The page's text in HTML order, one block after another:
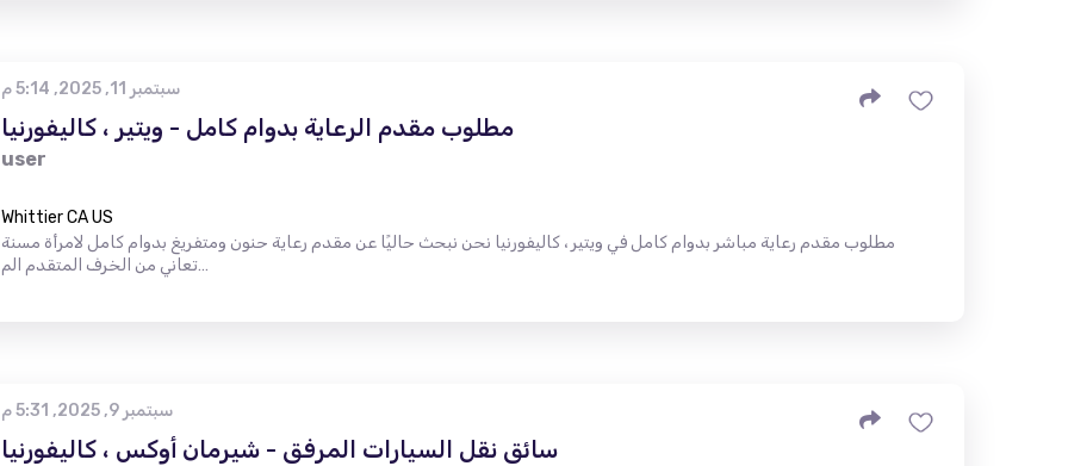
سبتمبر 11, 2025, 5:14 م
مطلوب مقدم الرعاية بدوام كامل - ويتير ، كاليفورنيا
user
Whittier CA US
مطلوب مقدم رعاية مباشر بدوام كامل في ويتير ، كاليفورنيا نحن نبحث حاليًا عن مقدم رعاية حنون ومتفريغ بدوام كامل لامرأة مسنة
تعاني من الخرف المتقدم الم…
سبتمبر 9, 2025, 5:31 م
سائق نقل السيارات المرفق - شيرمان أوكس ، كاليفورنيا